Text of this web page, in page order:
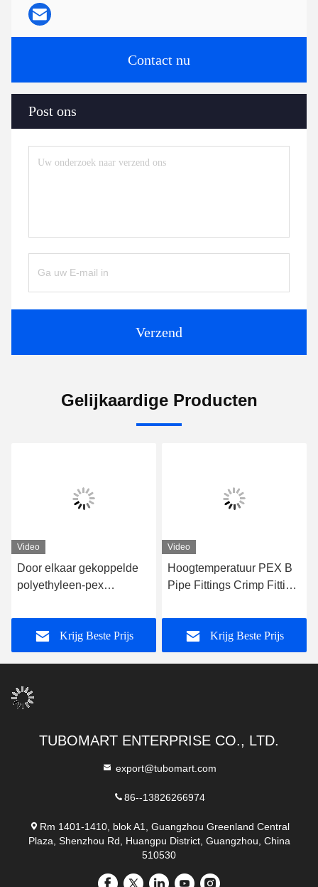
Contact nu
Post ons
Verzend
Gelijkaardige Producten
Video
Door elkaar gekoppelde
polyethyleen-pex
100m 200m DN 16-32mm
Krijg Beste Prijs
Video
Hoogtemperatuur PEX B
Pipe Fittings Crimp Fitting
Krijg Beste Prijs
TUBOMART ENTERPRISE CO., LTD.
export@tubomart.com
86--13826266974
Rm 1401-1410, blok A1, Guangzhou Greenland Central
Plaza, Shenzhou Rd, Huangpu District, Guangzhou, China
510530